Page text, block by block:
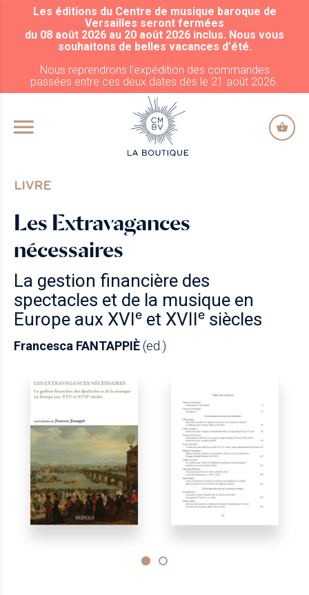
ALLER AU CONTENU PRINCIPAL
Les éditions du Centre de musique baroque de
Versailles seront fermées
du 08 août 2026 au 20 août 2026 inclus. Nous vous
souhaitons de belles vacances d'été.
Nous reprendrons l'expédition des commandes
passées entre ces deux dates dès le 21 août 2026.
LIVRE
Les Extravagances
nécessaires
La gestion financière des
spectacles et de la musique en
Europe aux XVIᵉ et XVIIᵉ siècles
Francesca FANTAPPIÈ(ed.)